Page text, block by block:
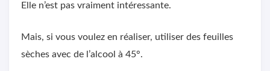
Elle n’est pas vraiment intéressante.
Mais, si vous voulez en réaliser, utiliser des feuilles
sèches avec de l’alcool à 45°.